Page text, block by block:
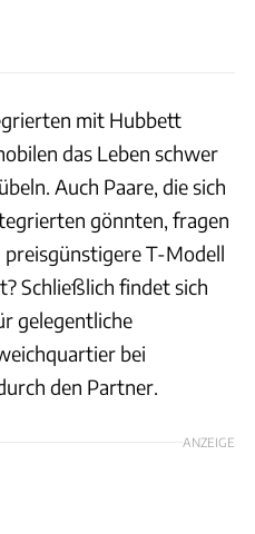
mit Hubbett
das Leben schwer
Auch Paare, die sich
gönnten, fragen
preisgünstigere T-Modell
Schließlich findet sich
gelegentliche
bei
den Partner.
ANZEIGE